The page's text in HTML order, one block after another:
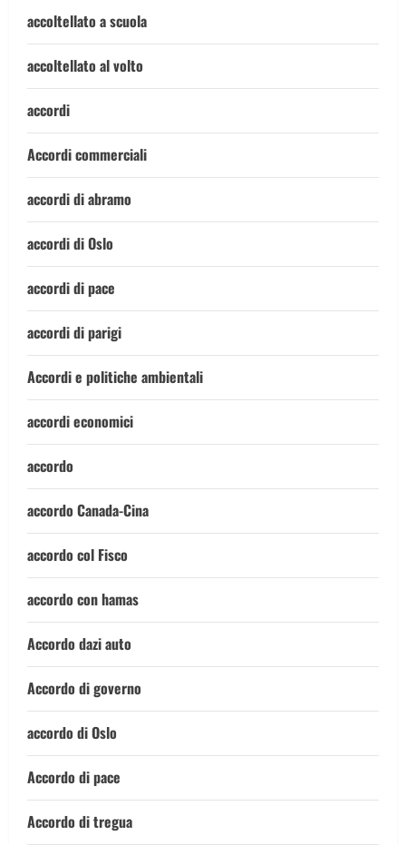
accoltellato a scuola
accoltellato al volto
accordi
Accordi commerciali
accordi di abramo
accordi di Oslo
accordi di pace
accordi di parigi
Accordi e politiche ambientali
accordi economici
accordo
accordo Canada-Cina
accordo col Fisco
accordo con hamas
Accordo dazi auto
Accordo di governo
accordo di Oslo
Accordo di pace
Accordo di tregua